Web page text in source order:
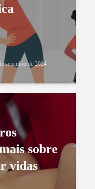
setembro de 2024
sobre
vidas